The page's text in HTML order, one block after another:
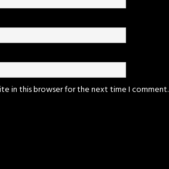
in this browser for the next time I comment.